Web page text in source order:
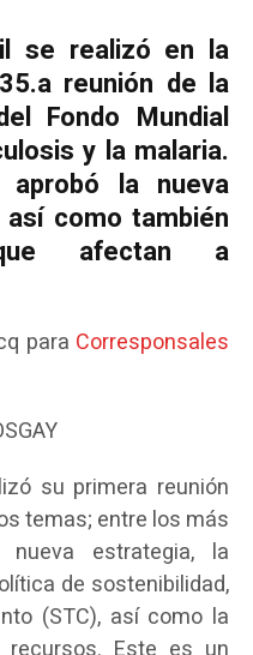
se realizó en la
reunión de la
Fondo Mundial
y la malaria.
la nueva
como también
afectan a
para Corresponsales
su primera reunión
temas; entre los más
estrategia, la
de sostenibilidad,
(STC), así como la